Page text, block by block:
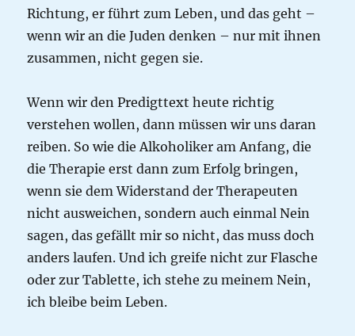
Richtung, er führt zum Leben, und das geht –
wenn wir an die Juden denken – nur mit ihnen
zusammen, nicht gegen sie.
Wenn wir den Predigttext heute richtig
verstehen wollen, dann müssen wir uns daran
reiben. So wie die Alkoholiker am Anfang, die
die Therapie erst dann zum Erfolg bringen,
wenn sie dem Widerstand der Therapeuten
nicht ausweichen, sondern auch einmal Nein
sagen, das gefällt mir so nicht, das muss doch
anders laufen. Und ich greife nicht zur Flasche
oder zur Tablette, ich stehe zu meinem Nein,
ich bleibe beim Leben.